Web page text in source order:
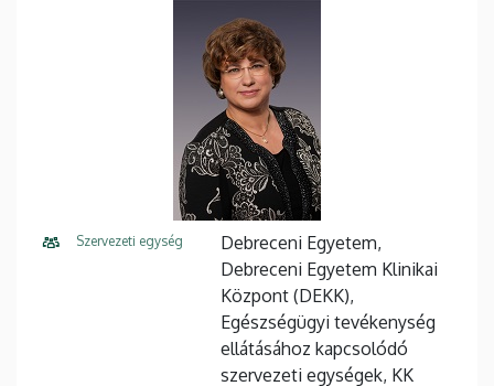
Szervezeti egység
Debreceni Egyetem,
Debreceni Egyetem Klinikai
Központ (DEKK),
Egészségügyi tevékenység
ellátásához kapcsolódó
szervezeti egységek, KK